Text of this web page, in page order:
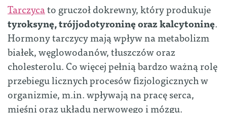
Tarczycato gruczoł dokrewny, który produkuje
tyroksynę, trójjodotyroninę oraz kalcytoninę.
Hormony tarczycy mają wpływ na metabolizm
białek, węglowodanów, tłuszczów oraz
cholesterolu. Co więcej pełnią bardzo ważną rolę
przebiegu licznych procesów fizjologicznych w
organizmie, m.in. wpływają na pracę serca,
mięśni oraz układu nerwowego i mózgu.